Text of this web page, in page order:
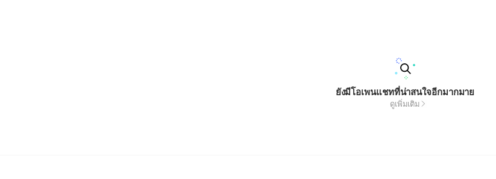
ยังมีโอเพนแชทที่น่าสนใจอีกมากมาย
ดูเพิ่มเติม